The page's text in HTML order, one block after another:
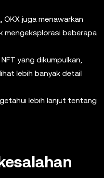
OKX juga menawarkan
mengeksplorasi beberapa
yang dikumpulkan,
lebih banyak detail
lebih lanjut tentang